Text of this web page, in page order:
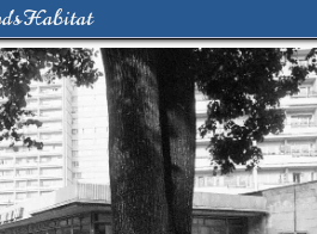
Habitat